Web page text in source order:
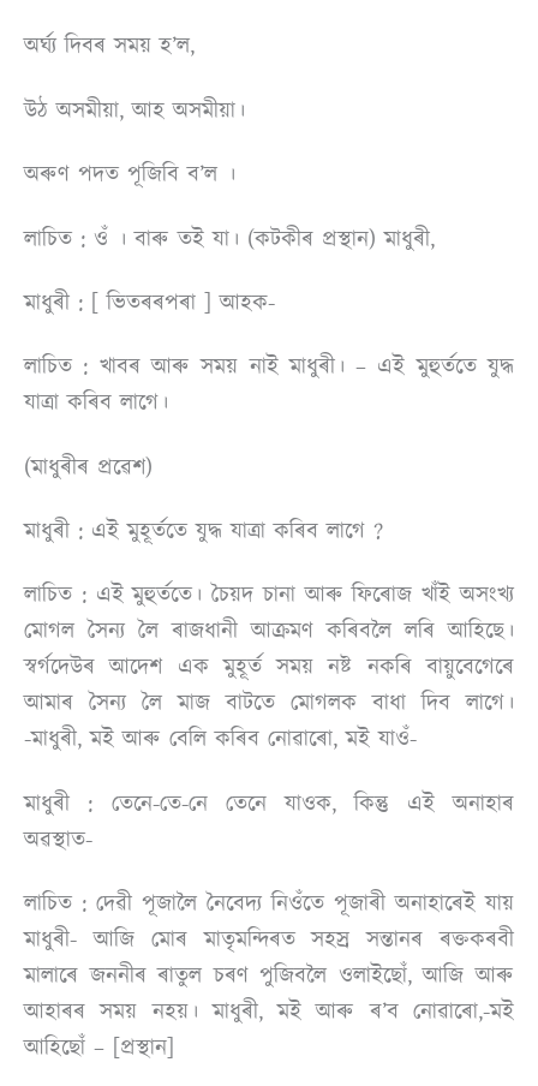
অৰ্ঘ্য দিবৰ সময় হ’ল,
উঠ অসমীয়া, আহ অসমীয়া।
অৰুণ পদত পূজিবি ব’ল ।
লাচিত : ওঁ । বাৰু তই যা। (কটকীৰ প্রস্থান) মাধুৰী,
মাধুৰী : [ ভিতৰৰপৰা ] আহক-
লাচিত : খাবৰ আৰু সময় নাই মাধুৰী। – এই মুহুৰ্ততে যুদ্ধ
যাত্ৰা কৰিব লাগে।
(মাধুৰীৰ প্ৰৱেশ)
মাধুৰী : এই মুহূর্ততে যুদ্ধ যাত্ৰা কৰিব লাগে ?
লাচিত : এই মুহুৰ্ততে। চৈয়দ চানা আৰু ফিৰােজ খাঁই অসংখ্য
মােগল সৈন্য লৈ ৰাজধানী আক্রমণ কৰিবলৈ লৰি আহিছে।
স্বৰ্গদেউৰ আদেশ এক মুহূর্ত সময় নষ্ট নকৰি বায়ুবেগেৰে
আমাৰ সৈন্য লৈ মাজ বাটতে মােগলক বাধা দিব লাগে।
-মাধুৰী, মই আৰু বেলি কৰিব নােৱাৰো, মই যাওঁ-
মাধুৰী : তেনে-তে-নে তেনে যাওক, কিন্তু এই অনাহাৰ
অৱস্থাত-
লাচিত : দেৱী পূজালৈ নৈবেদ্য নিওঁতে পূজাৰী অনাহাৰেই যায়
মাধুৰী- আজি মােৰ মাতৃমন্দিৰত সহস্র সন্তানৰ ৰক্তকৰবী
মালাৰে জননীৰ ৰাতুল চৰণ পুজিবলৈ ওলাইছোঁ, আজি আৰু
আহাৰৰ সময় নহয়। মাধুৰী, মই আৰু ৰ’ব নােৱাৰো,-মই
আহিছোঁ – [প্ৰস্থান]